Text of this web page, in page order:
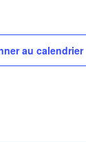
au calendrier